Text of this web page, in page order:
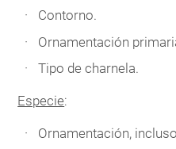
Contorno.
Ornamentación
Tipo de charnela.
Especie:
Ornamentación,